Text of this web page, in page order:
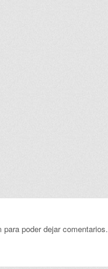
poder dejar comentarios.